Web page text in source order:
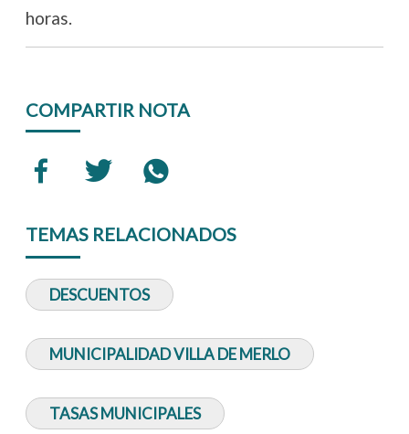
horas.
COMPARTIR NOTA
TEMAS RELACIONADOS
DESCUENTOS
MUNICIPALIDAD VILLA DE MERLO
TASAS MUNICIPALES